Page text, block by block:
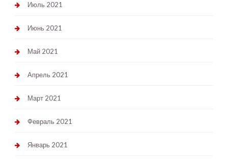
Июль 2021
Июнь 2021
Май 2021
Апрель 2021
Март 2021
Февраль 2021
Январь 2021